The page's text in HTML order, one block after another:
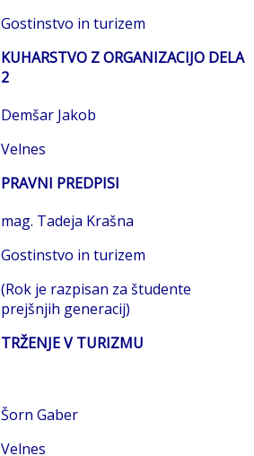
Gostinstvo in turizem
KUHARSTVO Z ORGANIZACIJO DELA
2
Demšar Jakob
Velnes
PRAVNI PREDPISI
mag. Tadeja Krašna
Gostinstvo in turizem
(Rok je razpisan za študente
prejšnjih generacij)
TRŽENJE V TURIZMU
Šorn Gaber
Velnes